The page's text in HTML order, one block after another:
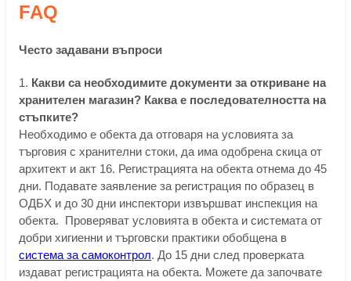
FAQ
Често задавани въпроси
1. Какви са необходимите документи за откриване на
хранителен магазин? Каква е последователността на
стъпките?
Необходимо е обекта да отговаря на условията за
търговия с хранителни стоки, да има одобрена скица от
архитект и акт 16. Регистрацията на обекта отнема до 45
дни. Подавате заявление за регистрация по образец в
ОДБХ и до 30 дни инспектори извършват инспекция на
обекта. Проверяват условията в обекта и системата от
добри хигиенни и търговски практики обобщена в
система за самоконтрол. До 15 дни след проверката
издават регистрацията на обекта. Можете да започвате